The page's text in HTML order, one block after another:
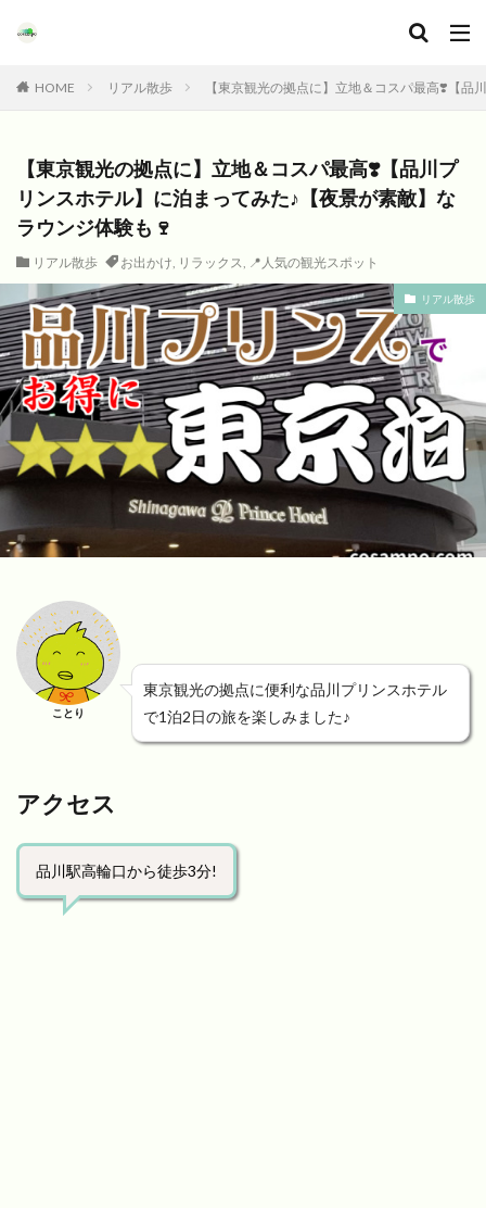
HOME リアル散歩 【東京観光の拠点に】立地＆コスパ最高❣️【
【東京観光の拠点に】立地＆コスパ最高❣️【品川プ
リンスホテル】に泊まってみた♪【夜景が素敵】な
ラウンジ体験も🍷
リアル散歩 お出かけ, リラックス, 📍人気の観光スポット
リアル散歩
ことり
東京観光の拠点に便利な品川プリンスホテル
で1泊2日の旅を楽しみました♪
アクセス
品川駅高輪口から徒歩3分!